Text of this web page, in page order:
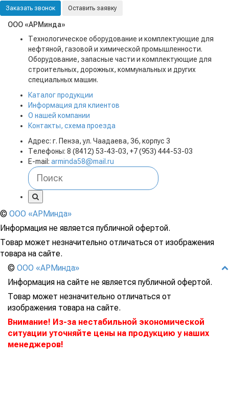
Заказать звонок Оставить заявку
ООО «АРМинда»
Технологическое оборудование и комплектующие для
нефтяной, газовой и химической промышленности.
Оборудование, запасные части и комплектующие для
строительных, дорожных, коммунальных и других
специальных машин.
Каталог продукции
Информация для клиентов
О нашей компании
Контакты, схема проезда
Адрес: г. Пенза, ул. Чаадаева, 36, корпус 3
Телефоны: 8 (8412) 53-43-03, +7 (953) 444-53-03
E-mail: arminda58@mail.ru
© ООО «АРМинда»
Информация не является публичной офертой.
Товар может незначительно отличаться от изображения
товара на сайте.
© ООО «АРМинда»
Информация на сайте не является публичной офертой.
Товар может незначительно отличаться от
изображения товара на сайте.
Внимание! Из-за нестабильной экономической
ситуации уточняйте цены на продукцию у наших
менеджеров!